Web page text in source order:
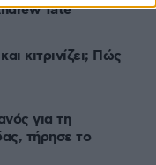
Tate
κιτρινίζει; Πώς
για τη
τήρησε το